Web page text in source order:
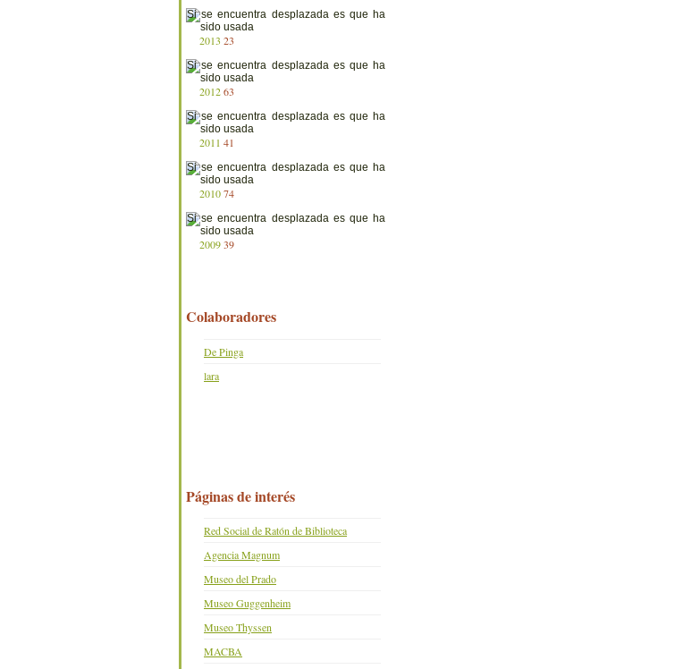
2013 23
201263
2011 41
201074
200939
Colaboradores
De Pinga
lara
Páginas de interés
Red Social de Ratón de Biblioteca
Agencia Magnum
Museo del Prado
Museo Guggenheim
Museo Thyssen
MACBA